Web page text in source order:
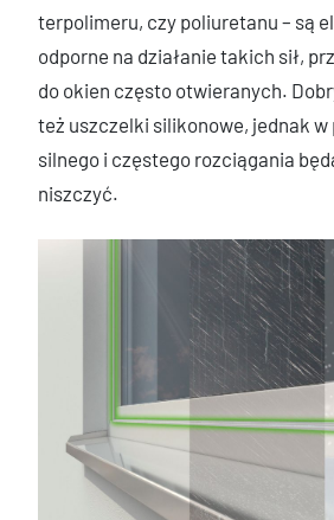
terpolimeru, czy poliuretanu – są
odporne na działanie takich sił,
do okien często otwieranych.
też uszczelki silikonowe, jednak
silnego i częstego rozciągania
niszczyć.